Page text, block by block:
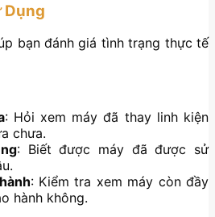
Dụng
bạn đánh giá tình trạng thực tế
: Hỏi xem máy đã thay linh kiện
chưa.
: Biết được máy đã được sử
: Kiểm tra xem máy còn đầy
hành không.